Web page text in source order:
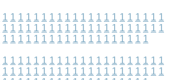
1 1 1 1 1 1 1 1 1 1 1 1 1 1 1 1 1 1 1 1 1
1 1 1 1 1 1 1 1 1 1 1 1 1 1 1 1 1 1 1 1 1
1 1 1 1 1 1 1 1 1 1 1 1 1 1 1 1 1 1 1
1 1 1 1 1 1 1 1 1 1 1 1 1 1 1 1 1 1 1 1 1
1 1 1 1 1 1 1 1 1 1 1 1 1 1 1 1 1 1 1 1 1